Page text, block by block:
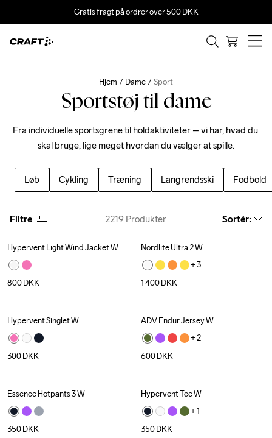
Gratis fragt på ordrer over 500 DKK
Hjem Dame Sport
Sportstøj til dame
Fra individuelle sportsgrene til holdaktiviteter – vi har, hvad du
skal bruge, lige meget hvordan du vælger at spille.
Løb Cykling Træning Langrendsski Fodbold
Filtre 2219 Produkter Sortér:
Hypervent Light Wind Jacket W
800DKK
Nordlite Ultra 2 W
+ 3
1 400DKK
Hypervent Singlet W
300DKK
ADV Endur Jersey W
+ 2
600DKK
Essence Hotpants 3 W
350DKK
Hypervent Tee W
+ 1
350DKK